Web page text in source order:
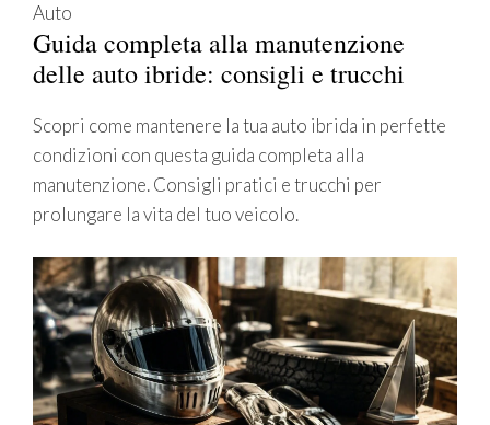
Auto
Guida completa alla manutenzione
delle auto ibride: consigli e trucchi
Scopri come mantenere la tua auto ibrida in perfette
condizioni con questa guida completa alla
manutenzione. Consigli pratici e trucchi per
prolungare la vita del tuo veicolo.